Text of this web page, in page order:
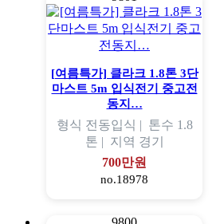
[여름특가] 클라크 1.8톤 3단
마스트 5m 입식전기 중고전
동지…
형식 전동입식 | 톤수 1.8
톤 | 지역 경기
700만원
no.18978